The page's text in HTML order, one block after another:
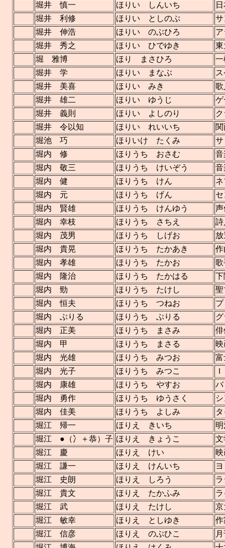
堀井 慎一
ほりい しんいち
堀井 利修
ほりい としのぶ
サ
堀井 伸浩
ほりい のぶひろ
堀井 秀之
ほりい ひでゆき
堀 雅博
ほり まさひろ
堀井 学
ほりい まなぶ
堀井 美喜
ほりい みき
歌
堀井 雄二
ほりい ゆうじ
ゲ
堀井 義則
ほりい よしのり
堀井 令以知
ほりい れいいち
堀池 巧
ほりいけ たくみ
サ
堀内 修
ほりうち おさむ
音
堀内 敬三
ほりうち けいぞう
音
堀内 健
ほりうち けん
堀内 元
ほりうち げん
堀内 賢雄
ほりうち けんゆう
声
堀内 幸枝
ほりうち さちえ
詩
堀内 茂男
ほりうち しげお
堀内 貴晃
ほりうち たかあき
作
堀内 孝雄
ほりうち たかお
歌
堀内 隆治
ほりうち たかはる
下
堀内 勁
ほりうち たけし
聖
堀内 恒夫
ほりうち つねお
堀内 ぶりる
ほりうち ぶりる
堀内 正美
ほりうち まさみ
俳
堀内 甲
ほりうち まさる
堀内 光雄
ほりうち みつお
富
堀内 光子
ほりうち みつこ
堀内 康雄
ほりうち やすお
バ
堀内 勇作
ほりうち ゆうさく
堀内 佳美
ほりうち よしみ
堀江 帰一
ほりえ きいち
堀江 ●（冫＋恭）子 ほりえ きょうこ
文
堀江 慶
ほりえ けい
堀江 謙一
ほりえ けんいち
堀江 史朗
ほりえ しろう
堀江 貴文
ほりえ たかふみ
堀江 武
ほりえ たけし
京
堀江 敏幸
ほりえ としゆき
堀江 信彦
ほりえ のぶひこ